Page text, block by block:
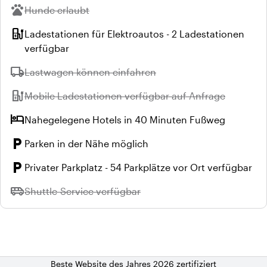
petsNicht verfügbar:
Hunde erlaubt
ev_stationLadestationen für Elektroautos - 2 Ladestationen
verfügbar
local_shippingNicht verfügbar:
Lastwagen können einfahren
ev_stationNicht verfügbar:
Mobile Ladestationen verfügbar auf Anfrage
hotelNahegelegene Hotels in 40 Minuten Fußweg
local_parking Parken in der Nähe möglich
local_parking Privater Parkplatz - 54 Parkplätze vor Ort verfügbar
airport_shuttleNicht verfügbar:
Shuttle-Service verfügbar
Beste Website des Jahres 2026 zertifiziert